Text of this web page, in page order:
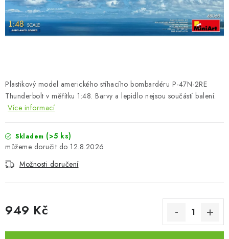
SKY RIDERS COFFEE
DÁRKOVÉ POUKAZY
O nás Moje objednávka Kontakty
Doprava a platba
Obchodní podmínky
Reklamační řád
Velkoobchod (B2B)
Převodník modelářských barev
Plastikový model amerického stíhacího bombardéru P-47N-2RE
Thunderbolt v měřítku 1:48. Barvy a lepidlo nejsou součástí balení.
Více informací
Skladem (>5 ks)
12.8.2026
Možnosti doručení
949 Kč